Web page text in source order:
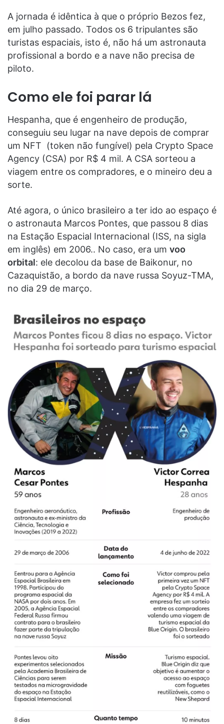
A jornada é idêntica à que o próprio Bezos fez,
em julho passado. Todos os 6 tripulantes são
turistas espaciais, isto é, não há um astronauta
profissional a bordo e a nave não precisa de
piloto.
Como ele foi parar lá
Hespanha, que é engenheiro de produção,
conseguiu seu lugar na nave depois de comprar
um NFT (token não fungível) pela Crypto Space
Agency (CSA) por R$ 4 mil. A CSA sorteou a
viagem entre os compradores, e o mineiro deu a
sorte.
Até agora, o único brasileiro a ter ido ao espaço é
o astronauta Marcos Pontes, que passou 8 dias
na Estação Espacial Internacional (ISS, na sigla
em inglês) em 2006.. No caso, era um voo
orbital: ele decolou da base de Baikonur, no
Cazaquistão, a bordo da nave russa Soyuz-TMA,
no dia 29 de março.